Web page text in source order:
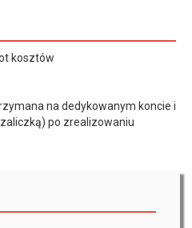
kosztów
na dedykowanym koncie i
po zrealizowaniu